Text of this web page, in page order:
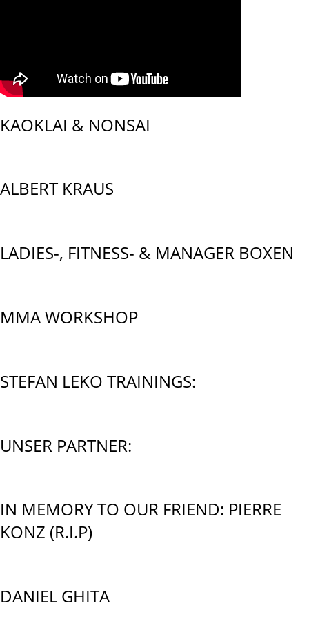
KAOKLAI & NONSAI
ALBERT KRAUS
LADIES-, FITNESS- & MANAGER BOXEN
MMA WORKSHOP
STEFAN LEKO TRAININGS:
UNSER PARTNER:
IN MEMORY TO OUR FRIEND: PIERRE
KONZ (R.I.P)
DANIEL GHITA